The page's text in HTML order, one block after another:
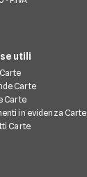
utili
Carte
Carte
in evidenza Carte
Carte